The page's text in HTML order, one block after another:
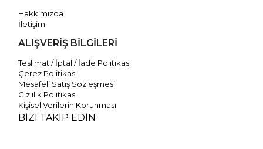
Hakkımızda
İletişim
ALIŞVERİŞ BİLGİLERİ
Teslimat / İptal / İade Politikası
Çerez Politikası
Mesafeli Satış Sözleşmesi
Gizlilik Politikası
Kişisel Verilerin Korunması
BİZİ TAKİP EDİN